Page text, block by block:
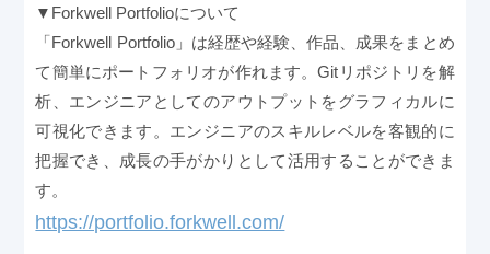
▼Forkwell Portfolioについて
「Forkwell Portfolio」は経歴や経験、作品、成果をまとめ
て簡単にポートフォリオが作れます。Gitリポジトリを解
析、エンジニアとしてのアウトプットをグラフィカルに
可視化できます。エンジニアのスキルレベルを客観的に
把握でき、成長の手がかりとして活用することができま
す。
https://portfolio.forkwell.com/